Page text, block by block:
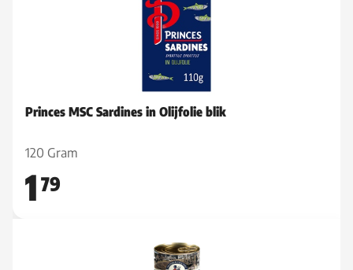
Princes MSC Sardines in Olijfolie blik
120 Gram
1 79